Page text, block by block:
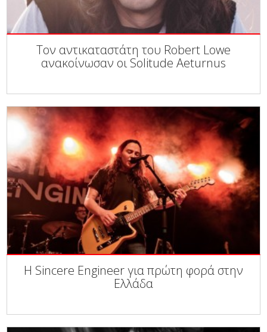
Τον αντικαταστάτη του Robert Lowe
ανακοίνωσαν οι Solitude Aeturnus
Η Sincere Engineer για πρώτη φορά στην
Ελλάδα